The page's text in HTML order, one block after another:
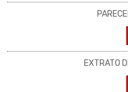
EXTRATO